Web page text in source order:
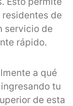
residentes de
servicio de
rápido.
a qué
tu
de esta